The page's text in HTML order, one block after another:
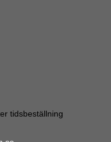
tidsbeställning